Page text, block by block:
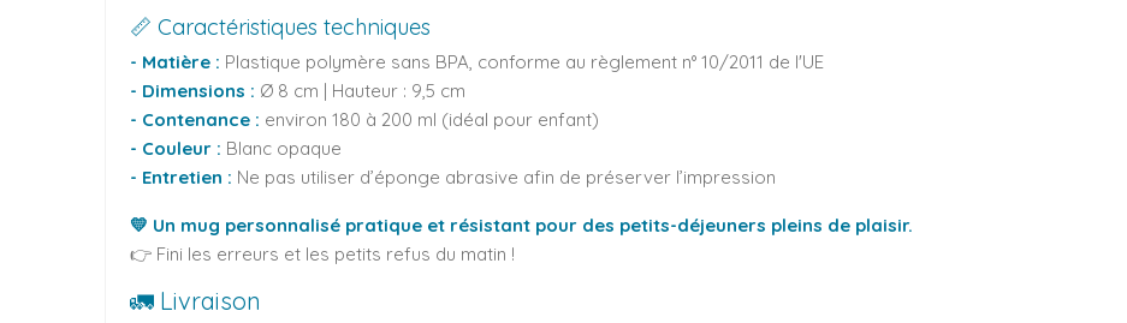
📏 Caractéristiques techniques
- Matière : Plastique polymère sans BPA, conforme au règlement n° 10/2011 de l'UE
- Dimensions : Ø 8 cm | Hauteur : 9,5 cm
- Contenance : environ 180 à 200 ml (idéal pour enfant)
- Couleur : Blanc opaque
- Entretien : Ne pas utiliser d’éponge abrasive afin de préserver l’impression
💛 Un mug personnalisé pratique et résistant pour des petits-déjeuners pleins de plaisir.
👉 Fini les erreurs et les petits refus du matin !
🚛 Livraison